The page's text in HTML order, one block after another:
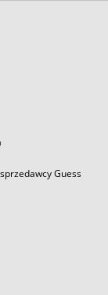
Guess